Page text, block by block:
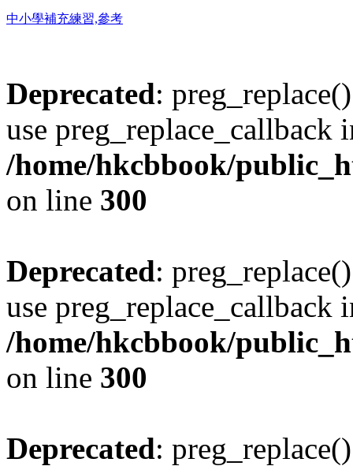
中小學補充練習,參考
Deprecated:
use preg_replace_callback
/home/hkcbbook/
on line 300
Deprecated:
use preg_replace_callback
/home/hkcbbook/
on line 300
Deprecated: